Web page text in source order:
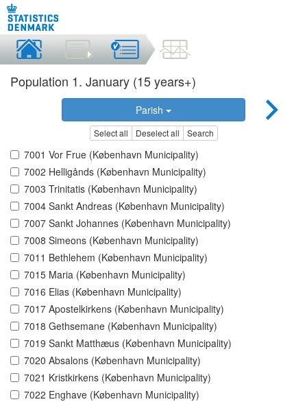
Population 1. January (15 years+)
Parish
Select all Deselect all Search
7001 Vor Frue (København Municipality)
7002 Helligånds (København Municipality)
7003 Trinitatis (København Municipality)
7004 Sankt Andreas (København Municipality)
7007 Sankt Johannes (København Municipality)
7008 Simeons (København Municipality)
7011 Bethlehem (København Municipality)
7015 Maria (København Municipality)
7016 Elias (København Municipality)
7017 Apostelkirkens (København Municipality)
7018 Gethsemane (København Municipality)
7019 Sankt Matthæus (København Municipality)
7020 Absalons (København Municipality)
7021 Kristkirkens (København Municipality)
7022 Enghave (København Municipality)